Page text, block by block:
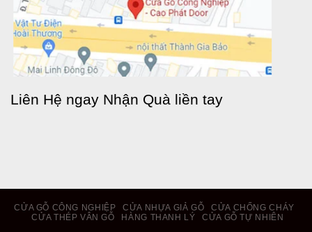
Liên Hệ ngay Nhận Quà liền tay
CỬA GỖ CÔNG NGHIỆP CỬA NHỰA GIẢ GỖ
CỬA CHỐNG CHÁY
CỬA THÉP VÂN GỖ
HÀNG THANH LÝ CỬA GỖ TỰ NHIÊN